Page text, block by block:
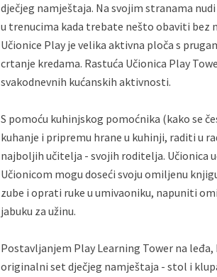
dječjeg namještaja. Na svojim stranama
u trenucima kada trebate nešto obaviti bez
Učionice Play je velika aktivna ploča s
crtanje kredama. Rastuća Učionica Play
svakodnevnih kućanskih aktivnosti.
S pomoću kuhinjskog pomoćnika (kako se
kuhanje i pripremu hrane u kuhinji, raditi u
najboljih učitelja - svojih roditelja. Učionica
Učionicom mogu doseći svoju omiljenu
zube i oprati ruke u umivaoniku, napuniti
jabuku za užinu.
Postavljanjem Play Learning Tower na
originalni set dječjeg namještaja - stol i